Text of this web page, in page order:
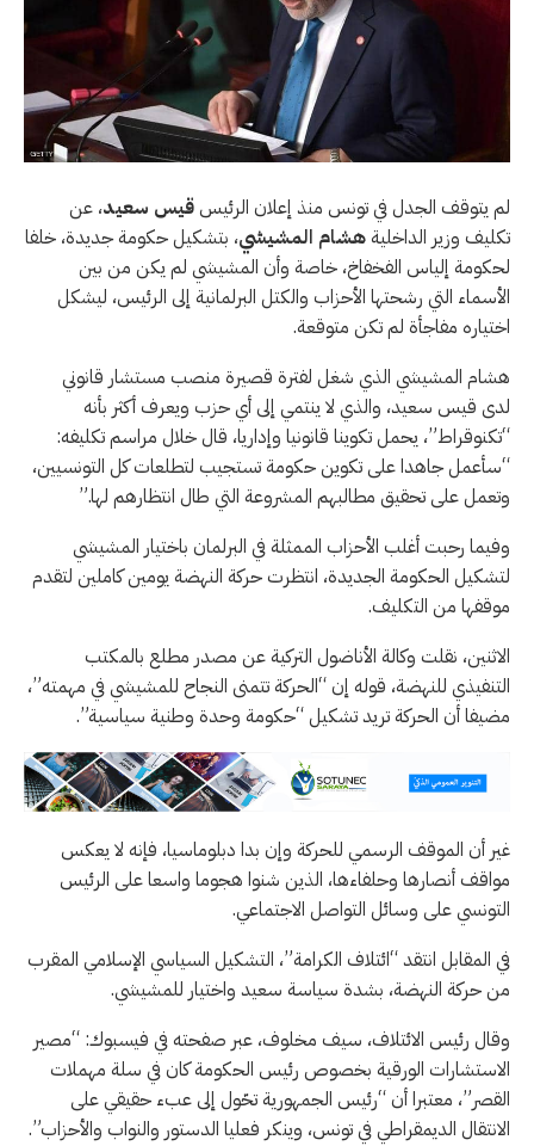
لم يتوقف الجدل في تونس منذ إعلان الرئيسقيس سعيد، عن
تكليف وزير الداخلية هشام المشيشي، بتشكيل حكومة جديدة، خلفا
لحكومة إلياس الفخفاخ، خاصة وأن المشيشي لم يكن من بين
الأسماء التي رشحتها الأحزاب والكتل البرلمانية إلى الرئيس، ليشكل
اختياره مفاجأة لم تكن متوقعة.
هشام المشيشي الذي شغل لفترة قصيرة منصب مستشار قانوني
لدى قيس سعيد، والذي لا ينتمي إلى أي حزب ويعرف أكثر بأنه
“تكنوقراط”، يحمل تكوينا قانونيا وإداريا، قال خلال مراسم تكليفه:
“سأعمل جاهدا على تكوين حكومة تستجيب لتطلعات كل التونسيين،
وتعمل على تحقيق مطالبهم المشروعة التي طال انتظارهم لها.”
وفيما رحبت أغلب الأحزاب الممثلة في البرلمان باختيار المشيشي
لتشكيل الحكومة الجديدة، انتظرت حركة النهضة يومين كاملين لتقدم
موقفها من التكليف.
الاثنين، نقلت وكالة الأناضول التركية عن مصدر مطلع بالمكتب
التنفيذي للنهضة، قوله إن “الحركة تتمنى النجاح للمشيشي في مهمته”،
مضيفا أن الحركة تريد تشكيل “حكومة وحدة وطنية سياسية”.
غير أن الموقف الرسمي للحركة وإن بدا دبلوماسيا، فإنه لا يعكس
مواقف أنصارها وحلفاءها، الذين شنوا هجوما واسعا على الرئيس
التونسي على وسائل التواصل الاجتماعي.
في المقابل انتقد “ائتلاف الكرامة”، التشكيل السياسي الإسلامي المقرب
من حركة النهضة، بشدة سياسة سعيد واختيار للمشيشي.
وقال رئيس الائتلاف، سيف مخلوف، عبر صفحته في فيسبوك: “مصير
الاستشارات الورقية بخصوص رئيس الحكومة كان في سلة مهملات
القصر”، معتبرا أن “رئيس الجمهورية تحّول إلى عبء حقيقي على
الانتقال الديمقراطي في تونس، وينكر فعليا الدستور والنواب والأحزاب”.